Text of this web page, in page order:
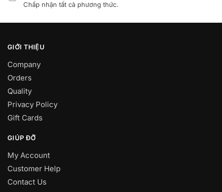
Chấp nhận tất cả phương thức.
GIỚI THIỆU
Company
Orders
Quality
Privacy Policy
Gift Cards
GIÚP ĐỠ
My Account
Customer Help
Contact Us